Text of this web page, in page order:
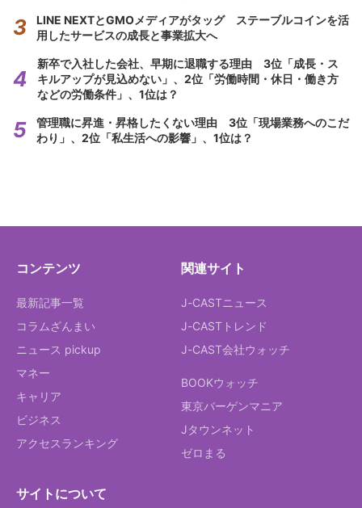
LINE NEXTとGMOメディアがタッグ ステーブルコインを活
用したサービスの成長と事業拡大へ
新卒で入社した会社、早期に退職する理由 3位「成長・ス
キルアップが見込めない」、2位「労働時間・休日・働き方
などの労働条件」、1位は？
管理職に昇進・昇格したくない理由 3位「現場業務へのこだ
わり」、2位「私生活への影響」、1位は？
コンテンツ
最新記事一覧
コラムざんまい
ニュース pickup
マネー
キャリア
ビジネス
アクセスランキング
関連サイト
J-CASTニュース
J-CASTトレンド
J-CAST会社ウォッチ
BOOKウォッチ
東京バーゲンマニア
Jタウンネット
ゼロまる
サイトについて